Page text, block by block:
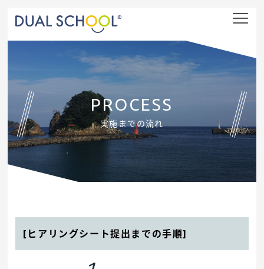
nav
PROCESS
実施までの流れ
[ヒアリングシート提出までの手順]